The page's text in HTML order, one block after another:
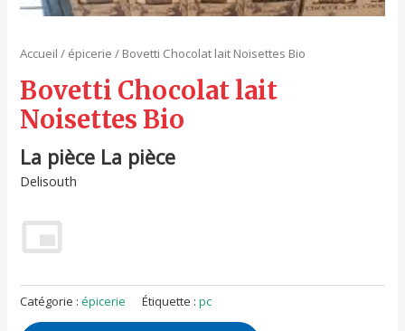
Accueil / épicerie / Bovetti Chocolat lait Noisettes Bio
Bovetti Chocolat lait
Noisettes Bio
La pièce La pièce
Delisouth
Catégorie :épicerie Étiquette :pc